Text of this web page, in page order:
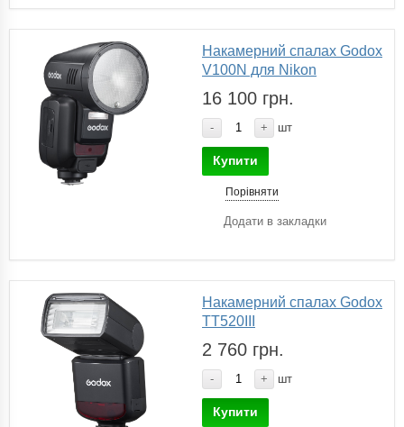
Накамерний спалах Godox
V100N для Nikon
16 100 грн.
- + шт
Купити
Порівняти
Додати в закладки
Накамерний спалах Godox
TT520III
2 760 грн.
- + шт
Купити